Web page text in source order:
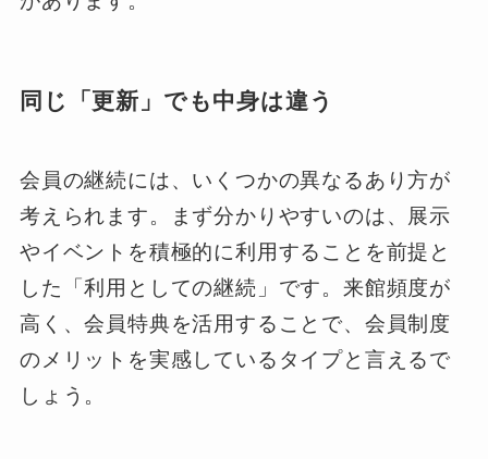
同じ「更新」でも中身は違う
会員の継続には、いくつかの異なるあり方が
考えられます。まず分かりやすいのは、展示
やイベントを積極的に利用することを前提と
した「利用としての継続」です。来館頻度が
高く、会員特典を活用することで、会員制度
のメリットを実感しているタイプと言えるで
しょう。